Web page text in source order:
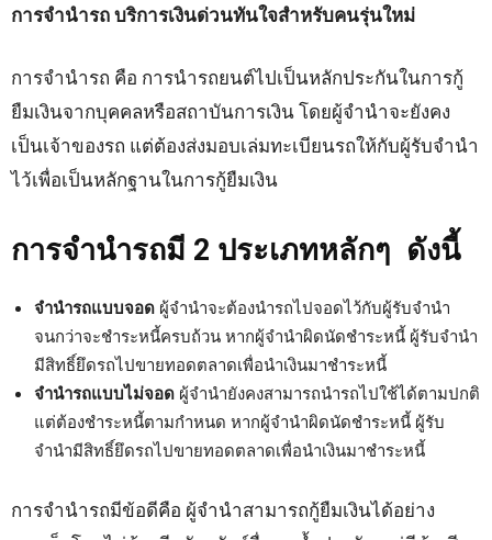
การจำนำรถ บริการเงินด่วนทันใจสำหรับคนรุ่นใหม่
การจำนำรถ คือ การนำรถยนต์ไปเป็นหลักประกันในการกู้
ยืมเงินจากบุคคลหรือสถาบันการเงิน โดยผู้จำนำจะยังคง
เป็นเจ้าของรถ แต่ต้องส่งมอบเล่มทะเบียนรถให้กับผู้รับจำนำ
ไว้เพื่อเป็นหลักฐานในการกู้ยืมเงิน
การจำนำรถมี 2 ประเภทหลักๆ ดังนี้
จำนำรถแบบจอด ผู้จำนำจะต้องนำรถไปจอดไว้กับผู้รับจำนำ
จนกว่าจะชำระหนี้ครบถ้วน หากผู้จำนำผิดนัดชำระหนี้ ผู้รับจำนำ
มีสิทธิ์ยึดรถไปขายทอดตลาดเพื่อนำเงินมาชำระหนี้
จำนำรถแบบไม่จอด ผู้จำนำยังคงสามารถนำรถไปใช้ได้ตามปกติ
แต่ต้องชำระหนี้ตามกำหนด หากผู้จำนำผิดนัดชำระหนี้ ผู้รับ
จำนำมีสิทธิ์ยึดรถไปขายทอดตลาดเพื่อนำเงินมาชำระหนี้
การจำนำรถมีข้อดีคือ ผู้จำนำสามารถกู้ยืมเงินได้อย่าง